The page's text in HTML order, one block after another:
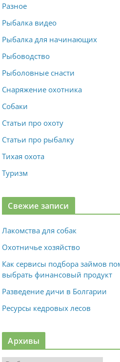
Разное
Рыбалка видео
Рыбалка для начинающих
Рыбоводство
Рыболовные снасти
Снаряжение охотника
Собаки
Статьи про охоту
Статьи про рыбалку
Тихая охота
Туризм
Свежие записи
Лакомства для собак
Охотничье хозяйство
Как сервисы подбора займов
выбрать финансовый продукт
Разведение дичи в Болгарии
Ресурсы кедровых лесов
Архивы